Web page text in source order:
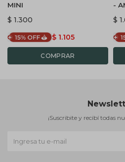
MINI
$ 1.300
$ 1.105
-
$
¡Suscribite y recibí todas